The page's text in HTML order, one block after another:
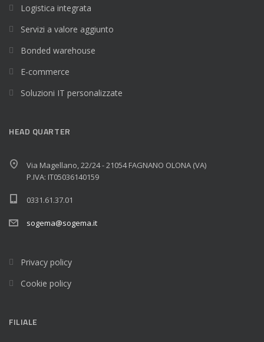
Logistica integrata
Servizi a valore aggiunto
Bonded warehouse
E-commerce
Soluzioni IT personalizzate
HEAD QUARTER
Via Magellano, 22/24 - 21054 FAGNANO OLONA (VA)
P.IVA: IT05036140159
0331.61.37.01
sogema@sogema.it
Privacy policy
Cookie policy
FILIALE